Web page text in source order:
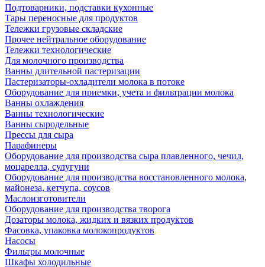
Подтоварники, подставки кухонные
Тары переносные для продуктов
Тележки грузовые складские
Прочее нейтральное оборудование
Тележки технологические
Для молочного производства
Ванны длительной пастеризации
Пастеризаторы-охладители молока в потоке
Оборудование для приемки, учета и фильтрации молока
Ванны охлаждения
Ванны технологические
Ванны сыродельные
Прессы для сыра
Парафинеры
Оборудование для производства сыра плавленного, чечил,
моцарелла, сулугуни
Оборудование для производства восстановленного молока,
майонеза, кетчупа, соусов
Маслоизготовители
Оборудование для производства творога
Дозаторы молока, жидких и вязких продуктов
Фасовка, упаковка молокопродуктов
Насосы
Фильтры молочные
Шкафы холодильные